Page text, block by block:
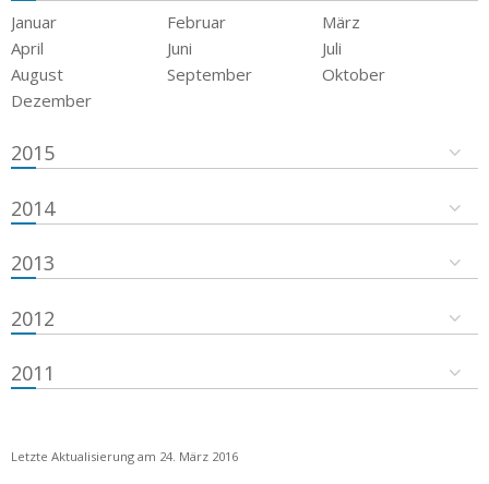
Januar Februar
März
April
Juni
Juli
August
September
Oktober
Dezember
2015
2014
2013
2012
2011
Letzte Aktualisierung am 24. März 2016